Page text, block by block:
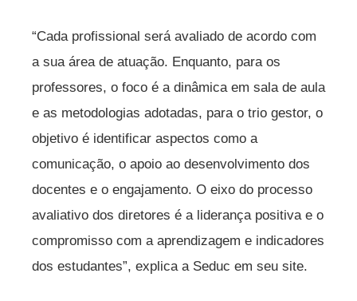
“Cada profissional será avaliado de acordo com
a sua área de atuação. Enquanto, para os
professores, o foco é a dinâmica em sala de aula
e as metodologias adotadas, para o trio gestor, o
objetivo é identificar aspectos como a
comunicação, o apoio ao desenvolvimento dos
docentes e o engajamento. O eixo do processo
avaliativo dos diretores é a liderança positiva e o
compromisso com a aprendizagem e indicadores
dos estudantes”, explica a Seduc em seu site.